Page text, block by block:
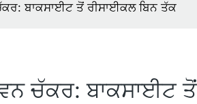
ਬਾਕਸਾਈਟ ਤੋਂ ਰੀਸਾਈਕਲ ਬਿਨ ਤੱਕ
ਚੱਕਰ: ਬਾਕਸਾਈਟ